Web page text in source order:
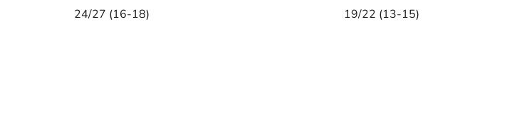
24/27 (16-18) 19/22 (13-15)